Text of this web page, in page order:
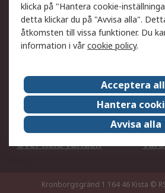
Leverans
Begär en fakturakopi
Betalningsalternativ
Om RS
Det juridiska
Jobba hos RS
ESG
Över hela världen
Kronborgsgränd 1 164 46 Kista ©
klicka på "Hantera cookie-
detta klickar du på "Avvisa alla".
åtkomsten till vissa funktioner. Du
information i vårcookie policy.
Acceptera
Hantera
Avvisa alla